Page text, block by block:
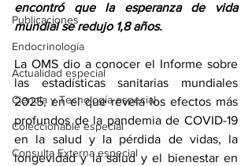
Publicaciones
Endocrinología
Actualidad especial
Ciencia y Tecnología especial
Coleccionable especial
Consulta Externa especial
encontró que la esperanza de vida
mundial se redujo 1,8 años.
La OMS dio a conocer el Informe sobre
las estadísticas sanitarias mundiales
2025, en el que revela los efectos más
profundos de la pandemia de COVID-19
en la salud y la pérdida de vidas, la
longevidad y la salud y el bienestar en